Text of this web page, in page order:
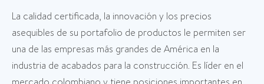
La calidad certificada, la innovación y los precios
asequibles de su portafolio de productos le permiten ser
una de las empresas más grandes de América en la
industria de acabados para la construcción. Es líder en el